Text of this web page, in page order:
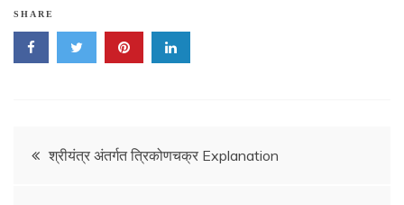
SHARE
Post
श्रीयंत्र अंतर्गत त्रिकोणचक्र Explanation